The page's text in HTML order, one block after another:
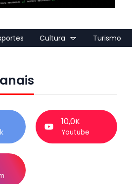
Cultura Turismo
10,0K
Youtube